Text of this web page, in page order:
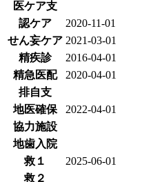
医ケア支
認ケア
2020-11-01
せん妄ケア 2021-03-01
精疾診
2016-04-01
精急医配
2020-04-01
排自支
地医確保
2022-04-01
協力施設
地歯入院
救１
2025-06-01
救２